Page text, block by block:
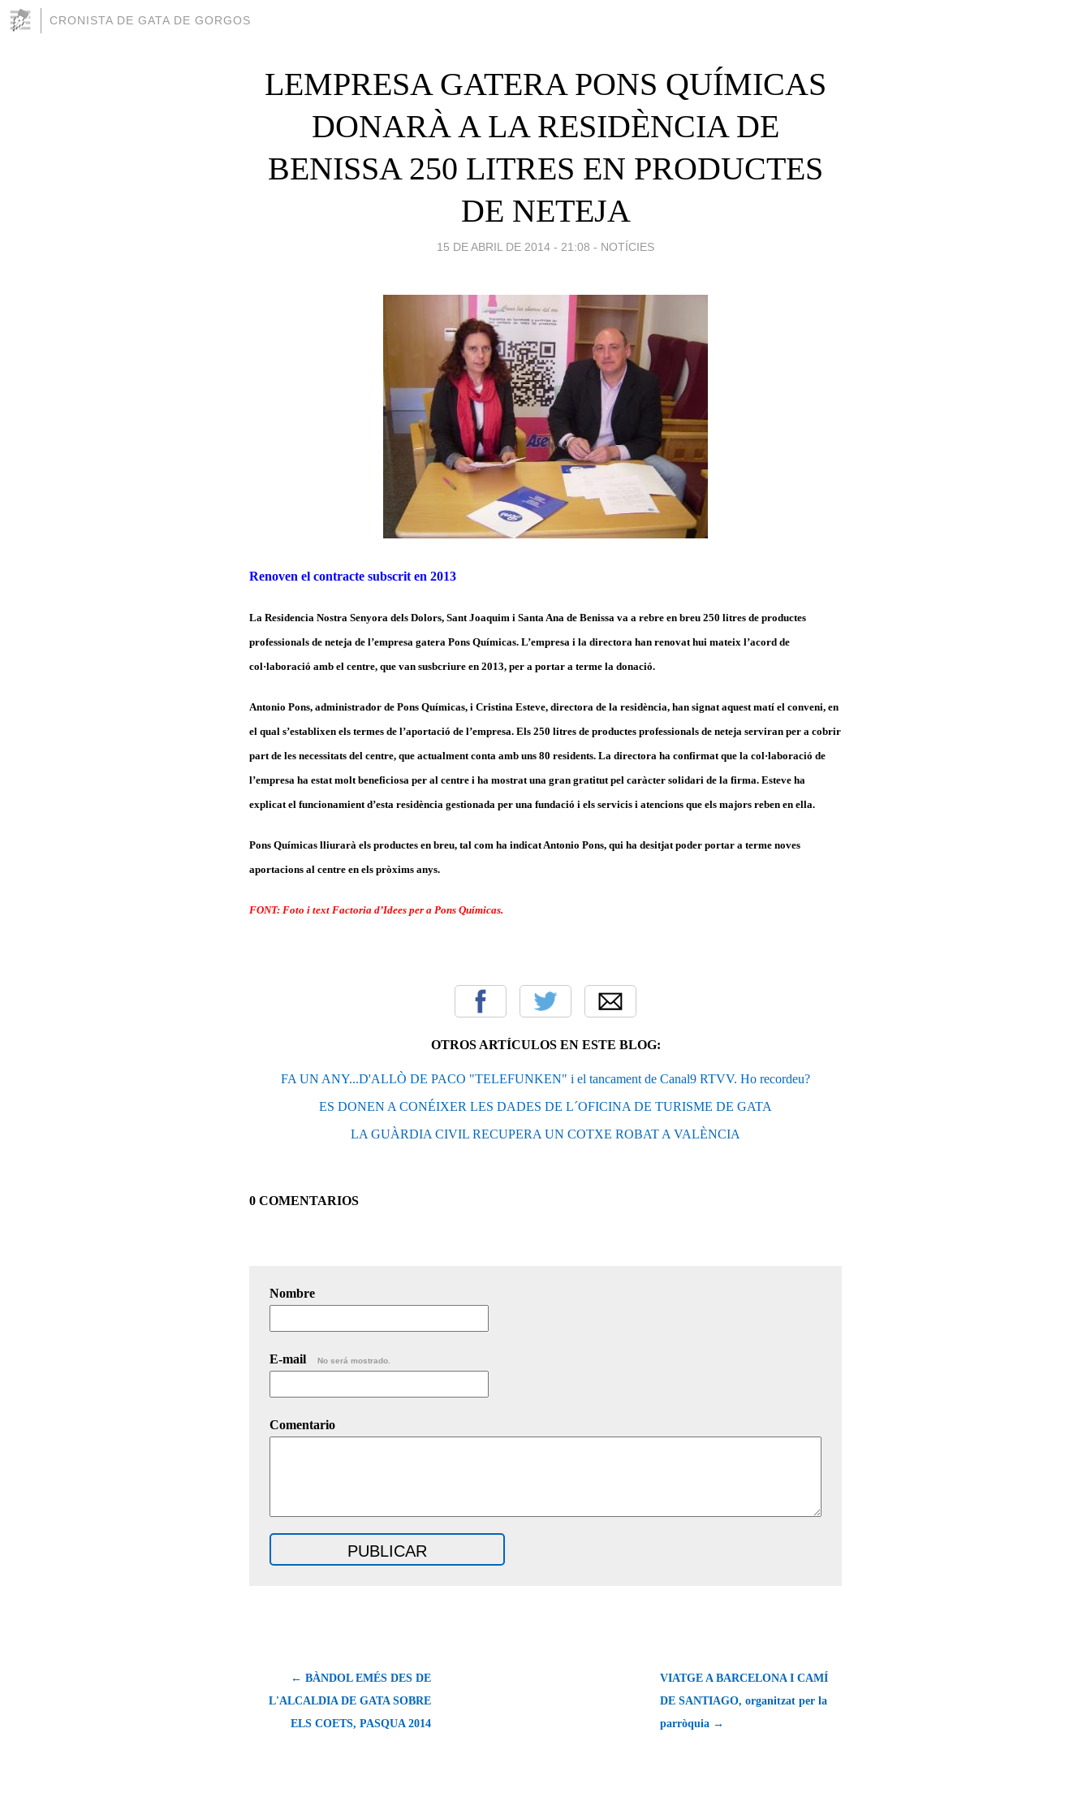
CRONISTA DE GATA DE GORGOS
LEMPRESA GATERA PONS QUÍMICAS
DONARÀ A LA RESIDÈNCIA DE
BENISSA 250 LITRES EN PRODUCTES
DE NETEJA
15 DE ABRIL DE 2014 - 21:08 - NOTÍCIES
Renoven el contracte subscrit en 2013
La Residencia Nostra Senyora dels Dolors, Sant Joaquim i Santa Ana de Benissa va a rebre en breu 250 litres de productes
professionals de neteja de l’empresa gatera Pons Químicas. L’empresa i la directora han renovat hui mateix l’acord de
col·laboració amb el centre, que van susbcriure en 2013, per a portar a terme la donació.
Antonio Pons, administrador de Pons Químicas, i Cristina Esteve, directora de la residència, han signat aquest matí el conveni, en
el qual s’establixen els termes de l’aportació de l’empresa. Els 250 litres de productes professionals de neteja serviran per a cobrir
part de les necessitats del centre, que actualment conta amb uns 80 residents. La directora ha confirmat que la col·laboració de
l’empresa ha estat molt beneficiosa per al centre i ha mostrat una gran gratitut pel caràcter solidari de la firma. Esteve ha
explicat el funcionamient d’esta residència gestionada per una fundació i els servicis i atencions que els majors reben en ella.
Pons Químicas lliurarà els productes en breu, tal com ha indicat Antonio Pons, qui ha desitjat poder portar a terme noves
aportacions al centre en els pròxims anys.
FONT: Foto i text Factoria d’Idees per a Pons Químicas.
OTROS ARTÍCULOS EN ESTE BLOG:
FA UN ANY...D'ALLÒ DE PACO "TELEFUNKEN" i el tancament de Canal9 RTVV. Ho recordeu?
ES DONEN A CONÉIXER LES DADES DE L´OFICINA DE TURISME DE GATA
LA GUÀRDIA CIVIL RECUPERA UN COTXE ROBAT A VALÈNCIA
0 COMENTARIOS
Nombre
E-mail No será mostrado.
Comentario
← BÀNDOL EMÉS DES DE
L'ALCALDIA DE GATA SOBRE
ELS COETS, PASQUA 2014
VIATGE A BARCELONA I CAMÍ
DE SANTIAGO, organitzat per la
parròquia →